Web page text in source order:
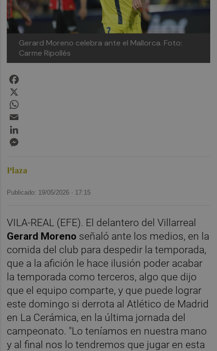
Gerard Moreno celebra ante el Mallorca. Foto:
Carme Ripollés
Plaza
Publicado: 19/05/2026 · 17:15
VILA-REAL (EFE). El delantero del Villarreal
Gerard Moreno señaló ante los medios, en la
comida del club para despedir la temporada,
que a la afición le hace ilusión poder acabar
la temporada como terceros, algo que dijo
que el equipo comparte, y que puede lograr
este domingo si derrota al Atlético de Madrid
en La Cerámica, en la última jornada del
campeonato. "Lo teníamos en nuestra mano
y al final nos lo tendremos que jugar en esta